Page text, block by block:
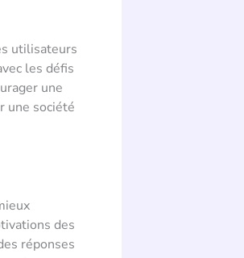
utilisateurs
les défis
une
une société
des
réponses